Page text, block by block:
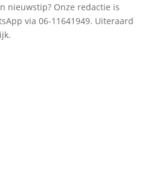
nieuwstip? Onze redactie is
via 06-11641949. Uiteraard